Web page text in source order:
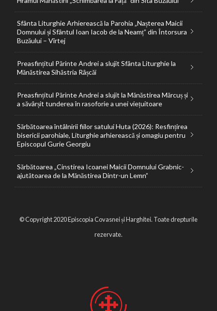
Sfânta Liturghie Arhierească la Parohia „Nașterea Maicii
Domnului și Sfântul Ioan Iacob de la Neamț” din Întorsura
Buzăului – Vîrtej
Preasfințitul Părinte Andrei a slujit Sfânta Liturghie la
Mănăstirea Sihăstria Râșcăi
Preasfințitul Părinte Andrei a slujit la Mănăstirea Mărcuș și
a săvârșit tunderea în rasoforie a unei viețuitoare
Sărbătoarea întâlnirii fiilor satului Huta (2026): Resfințirea
bisericii parohiale, Liturghie arhierească și omagiu pentru
Episcopul Gurie Georgiu
Sărbătoarea „Cinstirea Icoanei Maicii Domnului Grabnic-
ajutătoarea de la Mănăstirea Dintr-un Lemn”
© Copyright 2020 Episcopia Covasnei și Harghitei. Toate drepturile
rezervate.